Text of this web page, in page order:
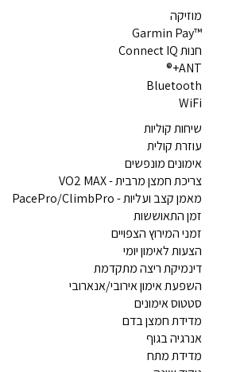
מוזיקה
™Garmin Pay
חנות Connect IQ
ANT+®
Bluetooth
WiFi
שיחות קוליות
עוזרת קולית
אימונים מונפשים
צריכת חמצן מרבית - VO2 MAX
מאמן קצב ועליות - PacePro/ClimbPro
זמן התאוששות
זמני המירוץ הצפויים
הצעות לאימון יומי
דינמיקת ריצה מתקדמת
השפעת אימון אירובי/אנארובי
סטטוס אימונים
מדידת חמצן בדם
אנרגיה בגוף
מדידת מתח